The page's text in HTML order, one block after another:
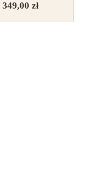
349,00zł